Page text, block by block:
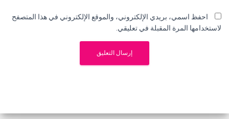
احفظ اسمي، بريدي الإلكتروني، والموقع الإلكتروني في هذا المتصفح
لاستخدامها المرة المقبلة في تعليقي.